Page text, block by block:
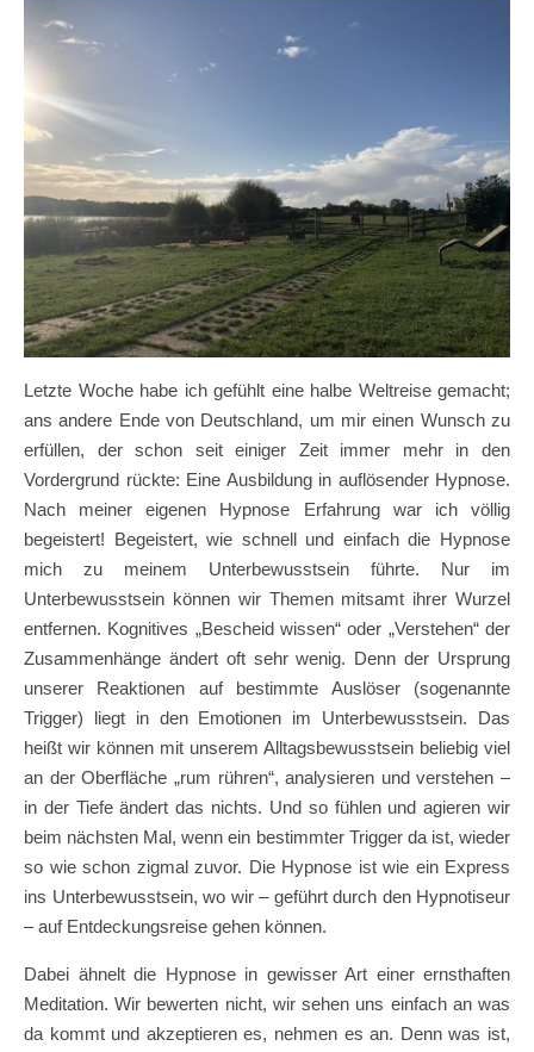
Letzte Woche habe ich gefühlt eine halbe Weltreise gemacht;
ans andere Ende von Deutschland, um mir einen Wunsch zu
erfüllen, der schon seit einiger Zeit immer mehr in den
Vordergrund rückte: Eine Ausbildung in auflösender Hypnose.
Nach meiner eigenen Hypnose Erfahrung war ich völlig
begeistert! Begeistert, wie schnell und einfach die Hypnose
mich zu meinem Unterbewusstsein führte. Nur im
Unterbewusstsein können wir Themen mitsamt ihrer Wurzel
entfernen. Kognitives „Bescheid wissen“ oder „Verstehen“ der
Zusammenhänge ändert oft sehr wenig. Denn der Ursprung
unserer Reaktionen auf bestimmte Auslöser (sogenannte
Trigger) liegt in den Emotionen im Unterbewusstsein. Das
heißt wir können mit unserem Alltagsbewusstsein beliebig viel
an der Oberfläche „rum rühren“, analysieren und verstehen –
in der Tiefe ändert das nichts. Und so fühlen und agieren wir
beim nächsten Mal, wenn ein bestimmter Trigger da ist, wieder
so wie schon zigmal zuvor. Die Hypnose ist wie ein Express
ins Unterbewusstsein, wo wir – geführt durch den Hypnotiseur
– auf Entdeckungsreise gehen können.
Dabei ähnelt die Hypnose in gewisser Art einer ernsthaften
Meditation. Wir bewerten nicht, wir sehen uns einfach an was
da kommt und akzeptieren es, nehmen es an. Denn was ist,